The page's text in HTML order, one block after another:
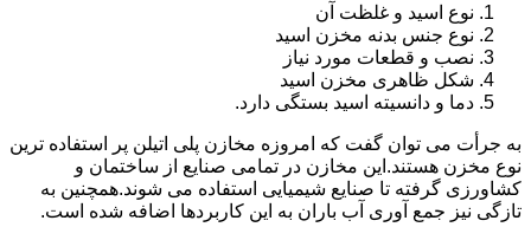
نوع اسید و غلظت آن
نوع جنس بدنه مخزن اسید
نصب و قطعات مورد نیاز
شکل ظاهری مخزن اسید
دما و دانسیته اسید بستگی دارد.
به جرأت می توان گفت که امروزه مخازن پلی اتیلن پر استفاده ترین
نوع مخزن هستند.این مخازن در تمامی صنایع از ساختمان و
کشاورزی گرفته تا صنایع شیمیایی استفاده می شوند.همچنین به
تازگی نیز جمع آوری آب باران به این کاربردها اضافه شده است.